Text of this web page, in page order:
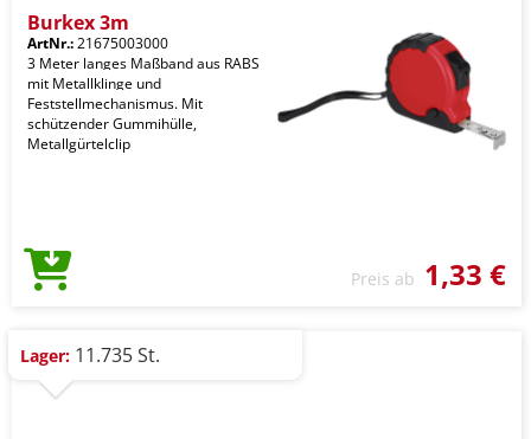
Burkex 3m
ArtNr.:21675003000
3 Meter langes Maßband aus RABS
mit Metallklinge und
Feststellmechanismus. Mit
schützender Gummihülle,
Metallgürtelclip
Preis ab 1,33 €
Lager: 11.735 St.